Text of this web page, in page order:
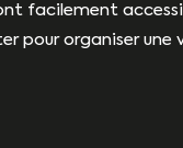
facilement
pour organiser